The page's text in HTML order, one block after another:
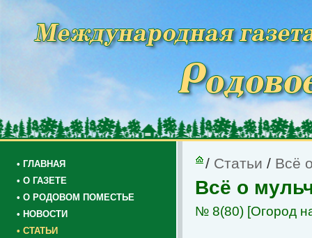
• ГЛАВНАЯ
• О ГАЗЕТЕ
• О РОДОВОМ ПОМЕСТЬЕ
• НОВОСТИ
• СТАТЬИ
/ Статьи / Всё
Всё о
№ 8(80) [Огород